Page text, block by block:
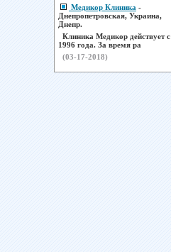
Медикор Клиника -
Днепропетровская, Украина,
Днепр.
Клиника Медикор действует с
1996 года. За время ра
(03-17-2018)